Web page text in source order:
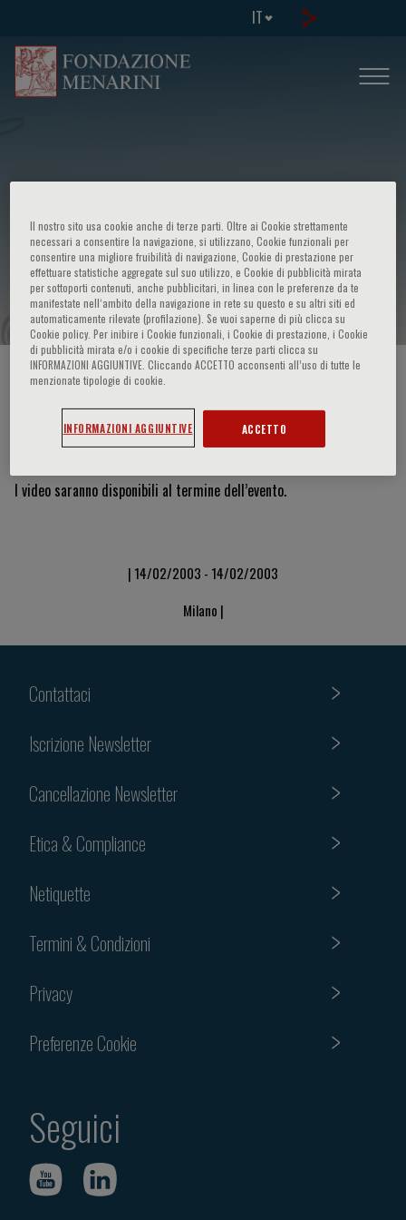
IT
Corso su: Recenti acquisizioni in
immunoistochimica e patologia
molecolare
HOME PAGE / CORSI ED EVENTI
Video & Slide
I video saranno disponibili al termine dell’evento.
| 14/02/2003 - 14/02/2003
Milano |
Contattaci
Iscrizione Newsletter
Cancellazione Newsletter
Etica & Compliance
Netiquette
Termini & Condizioni
Privacy
Preferenze Cookie
Seguici
Il nostro sito usa cookie anche di terze parti. Oltre ai Cookie strettamente
necessari a consentire la navigazione, si utilizzano, Cookie funzionali per
consentire una migliore fruibilità di navigazione, Cookie di prestazione per
effettuare statistiche aggregate sul suo utilizzo, e Cookie di pubblicità mirata
per sottoporti contenuti, anche pubblicitari, in linea con le preferenze da te
manifestate nell‘ambito della navigazione in rete su questo e su altri siti ed
automaticamente rilevate (profilazione). Se vuoi saperne di più clicca su
Cookie policy. Per inibire i Cookie funzionali, i Cookie di prestazione, i Cookie
di pubblicità mirata e/o i cookie di specifiche terze parti clicca su
INFORMAZIONI AGGIUNTIVE. Cliccando ACCETTO acconsenti all’uso di tutte le
menzionate tipologie di cookie.
INFORMAZIONI AGGIUNTIVE ACCETTO